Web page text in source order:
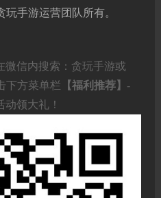
手游运营团队所有。
微信内搜索：贪玩手游或
下方菜单栏 【福利推荐】 -
动领大礼！